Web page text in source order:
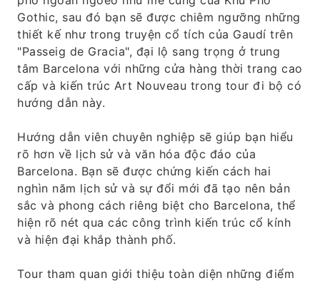
Gothic, sau đó bạn sẽ được chiêm ngưỡng những
thiết kế như trong truyện cổ tích của Gaudí trên
"Passeig de Gracia", đại lộ sang trọng ở trung
tâm Barcelona với những cửa hàng thời trang cao
cấp và kiến ​​trúc Art Nouveau trong tour đi bộ có
hướng dẫn này.
Hướng dẫn viên chuyên nghiệp sẽ giúp bạn hiểu
rõ hơn về lịch sử và văn hóa độc đáo của
Barcelona. Bạn sẽ được chứng kiến ​​cách hai
nghìn năm lịch sử và sự đổi mới đã tạo nên bản
sắc và phong cách riêng biệt cho Barcelona, ​​thể
hiện rõ nét qua các công trình kiến ​​trúc cổ kính
và hiện đại khắp thành phố.
Tour tham quan giới thiệu toàn diện những điểm